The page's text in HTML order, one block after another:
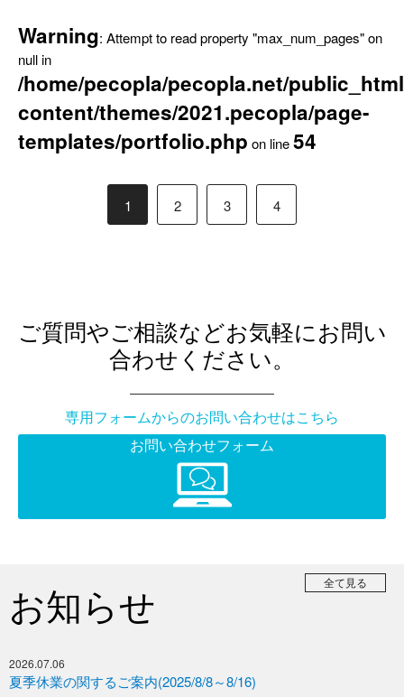
Warning: Attempt to read property "max_num_pages" on
null in
/home/pecopla/pecopla.net/
content/themes/2021.pecopla/page-
templates/portfolio.php on line54
1 2 3 4
ご質問やご相談などお気軽にお問い
合わせください。
専用フォームからのお問い合わせはこちら
お問い合わせフォーム
お知らせ 全て見る
2026.07.06
夏季休業の関するご案内(2025/8/8～8/16)